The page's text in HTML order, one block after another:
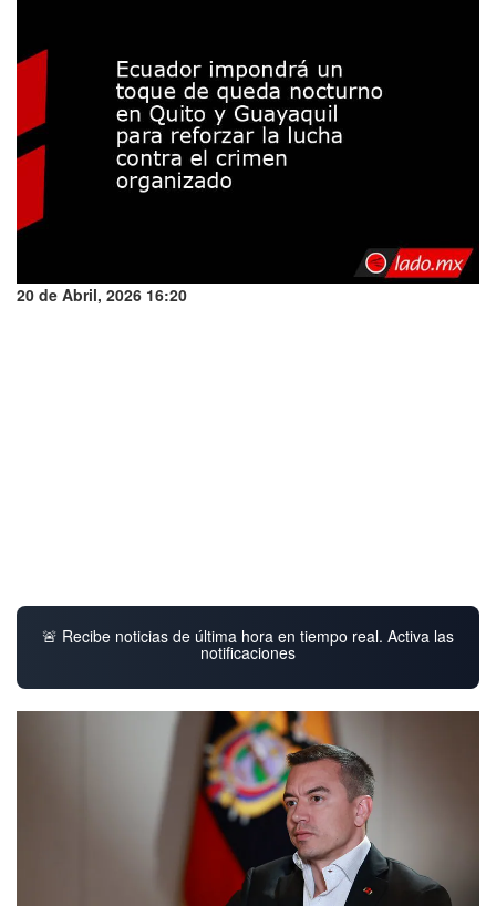
20 de Abril, 2026 16:20
🚨 Recibe noticias de última hora en tiempo real. Activa las
notificaciones